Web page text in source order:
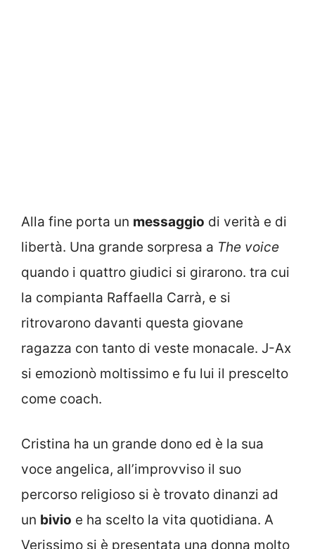
Alla fine porta un messaggio di verità e di
libertà. Una grande sorpresa a The voice
quando i quattro giudici si girarono. tra cui
la compianta Raffaella Carrà, e si
ritrovarono davanti questa giovane
ragazza con tanto di veste monacale. J-Ax
si emozionò moltissimo e fu lui il prescelto
come coach.
Cristina ha un grande dono ed è la sua
voce angelica, all’improvviso il suo
percorso religioso si è trovato dinanzi ad
un bivio e ha scelto la vita quotidiana. A
Verissimo si è presentata una donna molto